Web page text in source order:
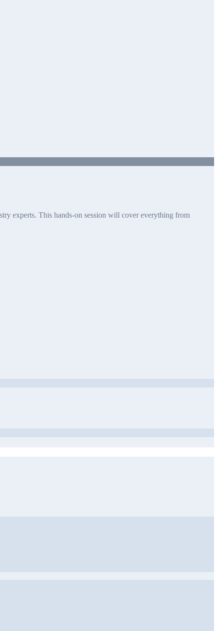
experts. This hands-on session will cover everything from